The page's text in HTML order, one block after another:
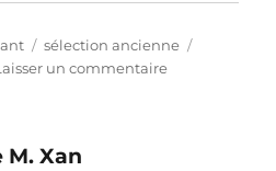
Catégories
sélection ancienne
un commentairesur
M. Xan